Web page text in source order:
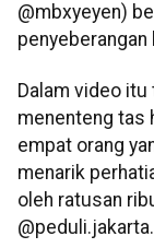
@mbxyeyen)
penyeberangan
Dalam video
menenteng tas
empat orang
menarik
oleh ratusan
@peduli.jakarta.